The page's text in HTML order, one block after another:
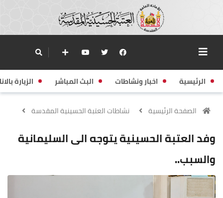
الرئيسية اخبار ونشاطات البث المباشر الزيارة
الصفحة الرئيسية نشاطات العتبة الحسينية المقدسة
وفد العتبة الحسينية يتوجه الى السليمانية
والسبب..